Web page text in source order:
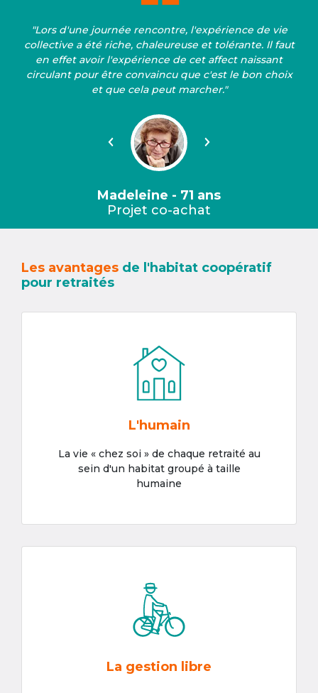
"Lors d'une journée rencontre, l'expérience de vie
collective a été riche, chaleureuse et tolérante. Il faut
en effet avoir l'expérience de cet affect naissant
circulant pour être convaincu que c'est le bon choix
et que cela peut marcher."
Précédent Suivant
Madeleine - 71 ans
Projet co-achat
Les avantages de l'habitat coopératif
pour retraités
L'humain
La vie « chez soi » de chaque retraité au
sein d'un habitat groupé à taille
humaine
La gestion libre